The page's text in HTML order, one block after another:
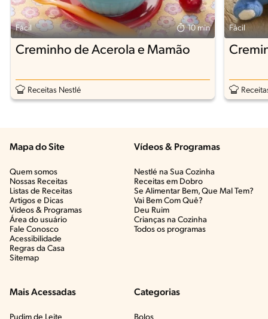
Fácil 10 min
Creminho de Acerola e Mamão
Receitas Nestlé
Fácil
Mapa do Site
Quem somos
Nossas Receitas
Listas de Receitas​
Artigos e Dicas​
Vídeos & Programas​
Área do usuário
Fale Conosco
Acessibilidade
Regras da Casa
Sitemap
Vídeos & Programas​
Nestlé na Sua Cozinha
Receitas em Dobro
Se Alimentar Bem, Que Mal Tem?​
Vai Bem Com Quê?​
Deu Ruim​
Crianças na Cozinha​
Todos os programas
Mais Acessadas Categorias